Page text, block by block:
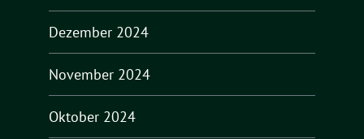
Dezember 2024
November 2024
Oktober 2024